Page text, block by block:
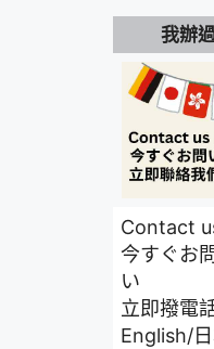
我辦
Contact
今すぐお
い
立即撥電
English/